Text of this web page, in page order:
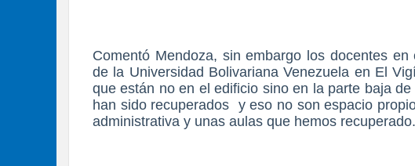
Comentó Mendoza, sin embargo los docentes
de la Universidad Bolivariana Venezuela en El
que están no en el edificio sino en la parte baja
han sido recuperados y eso no son espacio
administrativa y unas aulas que hemos recuperado.